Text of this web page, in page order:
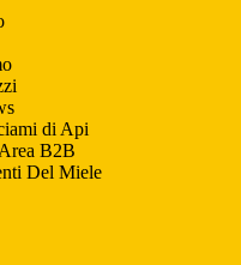
di Api
B2B
Del Miele